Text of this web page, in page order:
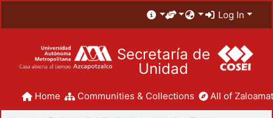
Log In
Secretaría de
Unidad
Home Communities & Collections All of